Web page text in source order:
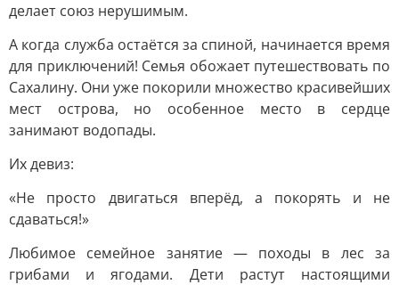
делает союз нерушимым.
А когда служба остаётся за спиной, начинается время
для приключений! Семья обожает путешествовать по
Сахалину. Они уже покорили множество красивейших
мест острова, но особенное место в сердце
занимают водопады.
Их девиз:
«Не просто двигаться вперёд, а покорять и не
сдаваться!»
Любимое семейное занятие — походы в лес за
грибами и ягодами. Дети растут настоящими